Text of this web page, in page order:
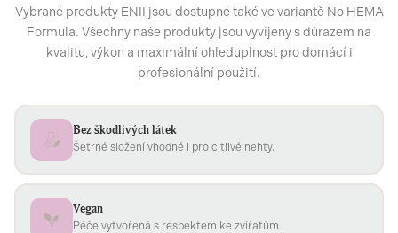
Vybrané produkty ENII jsou dostupné také ve variantě No HEMA
Formula. Všechny naše produkty jsou vyvíjeny s důrazem na
kvalitu, výkon a maximální ohleduplnost pro domácí i
profesionální použití.
Bez škodlivých látek
Šetrné složení vhodné i pro citlivé nehty.
Vegan
Péče vytvořená s respektem ke zvířatům.